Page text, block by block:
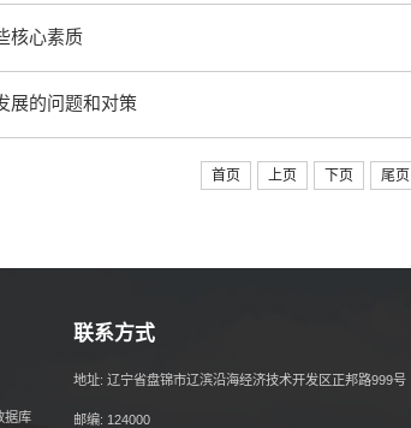
核心素质
展的问题和对策
首页 上页 下页 尾页
据库
联系方式
地址: 辽宁省盘锦市辽滨沿海经济技术开发区正邦路999号
邮编: 124000